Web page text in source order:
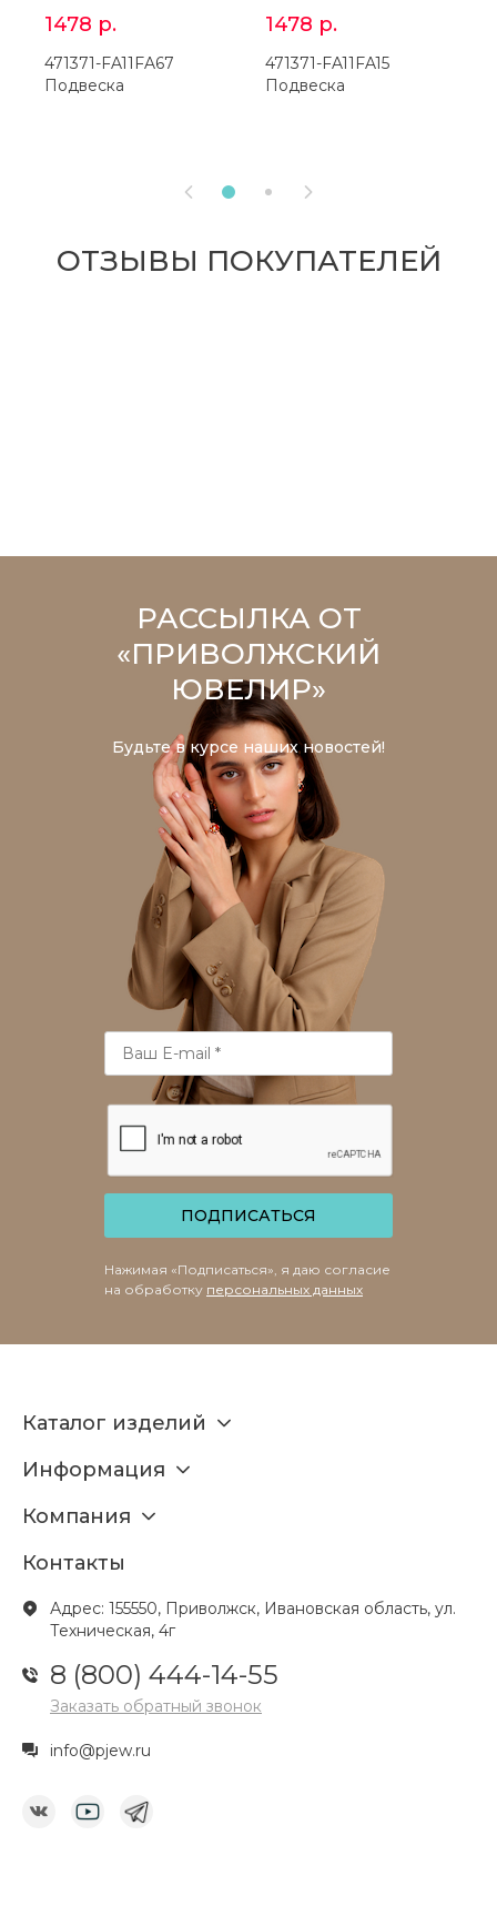
1478 р.
471371-FA11FA67
Подвеска
1478 р.
471371-FA11FA15
Подвеска
 
ОТЗЫВЫ ПОКУПАТЕЛЕЙ
РАССЫЛКА ОТ
«ПРИВОЛЖСКИЙ
ЮВЕЛИР»
Будьте в курсе наших новостей!
ПОДПИСАТЬСЯ
Нажимая «Подписаться», я даю согласие
на обработку персональных данных
Каталог изделий
Информация
Компания
Контакты
Адрес: 155550, Приволжск, Ивановская область, ул.
Техническая, 4г
8 (800) 444-14-55
Заказать обратный звонок
info@pjew.ru